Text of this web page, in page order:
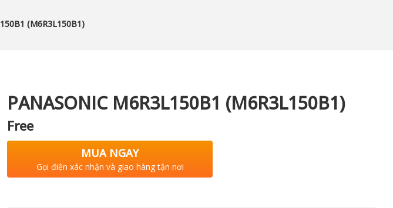
(M6R3L150B1)
PANASONIC M6R3L150B1 (M6R3L150B1)
Free
MUA NGAY
Gọi điện xác nhận và giao hàng tận nơi